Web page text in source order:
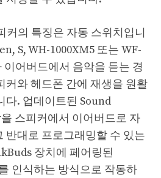
커의 특징은 자동 스위치입니
S, WH-1000XM5 또는 WF-
이어버드에서 음악을 듣는 경
커와 헤드폰 간에 재생을 원활
다. 업데이트된 Sound
스피커에서 이어버드로 자
반대로 프로그래밍할 수 있는
장치에 페어링된
인식하는 방식으로 작동하